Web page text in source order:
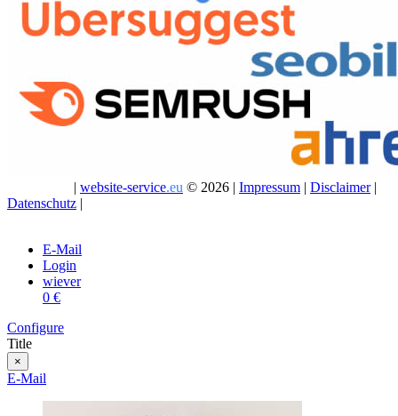
| website-service.eu © 2026 | Impressum | Disclaimer|
Datenschutz |
E-Mail
Login
wiever
0 €
Configure
Title
×
E-Mail